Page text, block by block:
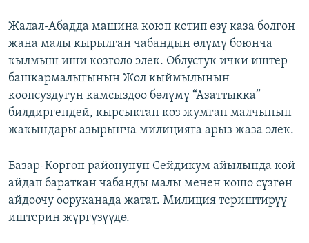
Жалал-Абадда машина коюп кетип өзү каза болгон
жана малы кырылган чабандын өлүмү боюнча
кылмыш иши козголо элек. Облустук ички иштер
башкармалыгынын Жол кыймылынын
коопсуздугун камсыздоо бөлүмү “Азаттыкка”
билдиргендей, кырсыктан көз жумган малчынын
жакындары азырынча милицияга арыз жаза элек.
Базар-Коргон районунун Сейдикум айылында кой
айдап бараткан чабанды малы менен кошо сүзгөн
айдоочу ооруканада жатат. Милиция териштирүү
иштерин жүргүзүүдө.